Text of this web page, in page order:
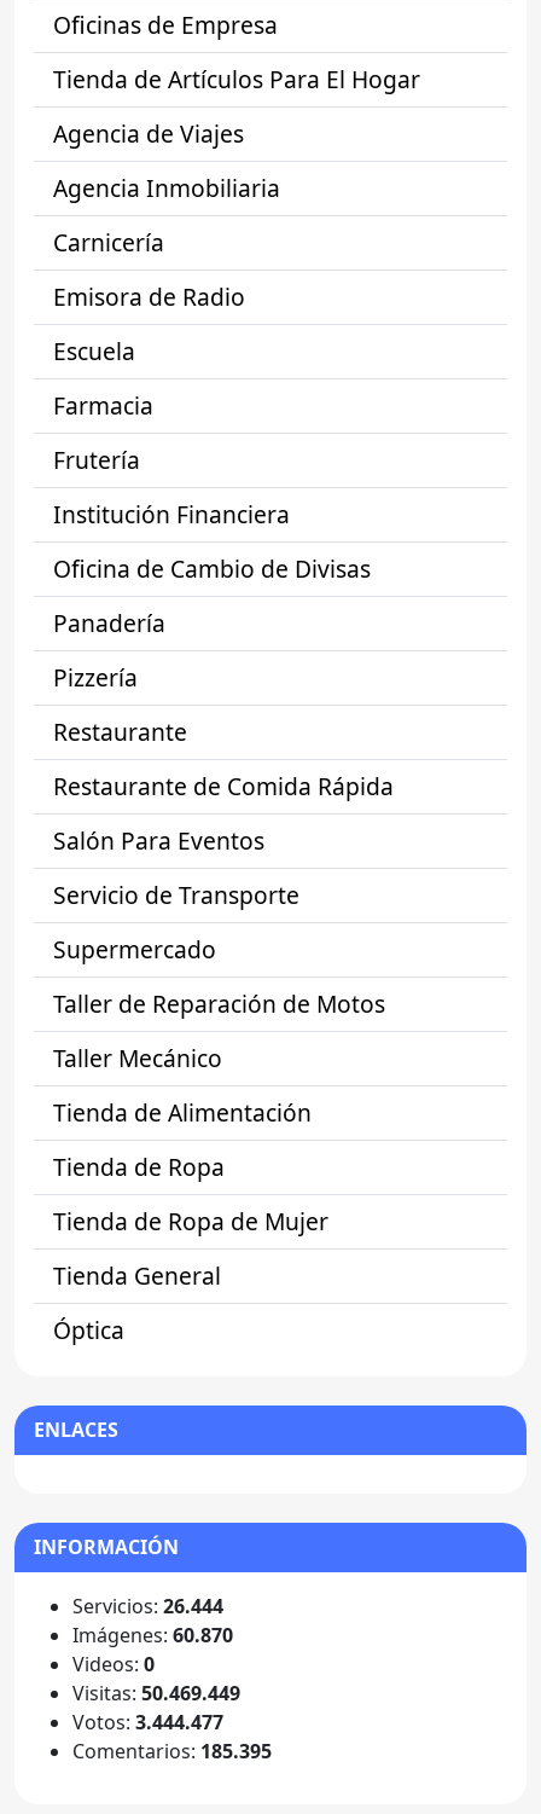
Oficinas de Empresa
Tienda de Artículos Para El Hogar
Agencia de Viajes
Agencia Inmobiliaria
Carnicería
Emisora de Radio
Escuela
Farmacia
Frutería
Institución Financiera
Oficina de Cambio de Divisas
Panadería
Pizzería
Restaurante
Restaurante de Comida Rápida
Salón Para Eventos
Servicio de Transporte
Supermercado
Taller de Reparación de Motos
Taller Mecánico
Tienda de Alimentación
Tienda de Ropa
Tienda de Ropa de Mujer
Tienda General
Óptica
ENLACES
INFORMACIÓN
Servicios: 26.444
Imágenes: 60.870
Videos: 0
Visitas: 50.469.449
Votos: 3.444.477
Comentarios: 185.395